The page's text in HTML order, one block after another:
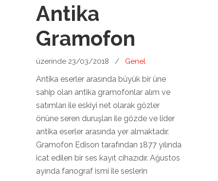
Antika
Gramofon
üzerinde 23/03/2018 / Genel
Antika eserler arasında büyük bir üne
sahip olan antika gramofonlar alım ve
satımları ile eskiyi net olarak gözler
önüne seren duruşları ile gözde ve lider
antika eserler arasında yer almaktadır.
Gramofon Edison tarafından 1877 yılında
icat edilen bir ses kayıt cihazıdır. Ağustos
ayında fanograf ismi ile seslerin